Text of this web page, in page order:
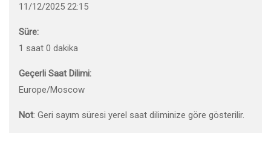
11/12/2025 22:15
Süre:
1 saat 0 dakika
Geçerli Saat Dilimi:
Europe/Moscow
Not: Geri sayım süresi yerel saat diliminize göre gösterilir.